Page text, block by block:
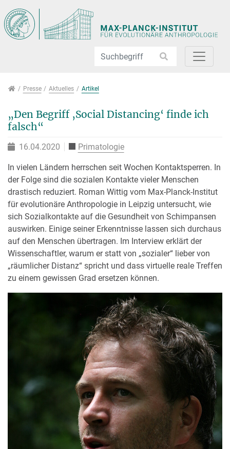
PressePresse Aktuelles Artikel
„Den Begriff ‚Social Distancing‘ finde ich
falsch“
16.04.2020 Primatologie
In vielen Ländern herrschen seit Wochen Kontaktsperren. In
der Folge sind die sozialen Kontakte vieler Menschen
drastisch reduziert. Roman Wittig vom Max-Planck-Institut
für evolutionäre Anthropologie in Leipzig untersucht, wie
sich Sozialkontakte auf die Gesundheit von Schimpansen
auswirken. Einige seiner Erkenntnisse lassen sich durchaus
auf den Menschen übertragen. Im Interview erklärt der
Wissenschaftler, warum er statt von „sozialer“ lieber von
„räumlicher Distanz“ spricht und dass virtuelle reale Treffen
zu einem gewissen Grad ersetzen können.